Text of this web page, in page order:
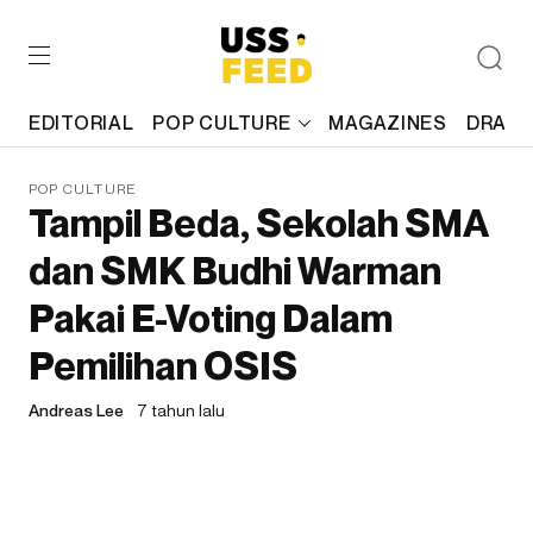
EDITORIAL POP CULTURE MAGAZINES
POP CULTURE
Tampil Beda, Sekolah SMA
dan SMK Budhi Warman
Pakai E-Voting Dalam
Pemilihan OSIS
Andreas Lee 7 tahun lalu